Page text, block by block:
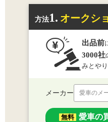
方法1. オークシ
出品前
3000社
みとや
メーカー 愛車のメ
無料 愛車の